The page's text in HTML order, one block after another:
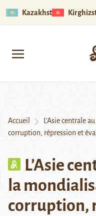
Kazakhstan
Accueil
L’Asie centrale
corruption, répression et
L’Asie
la
corruption,